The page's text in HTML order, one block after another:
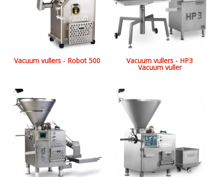
Vacuum vullers - Robot 500 Vacuum vullers - HP3
Vacuum vuller